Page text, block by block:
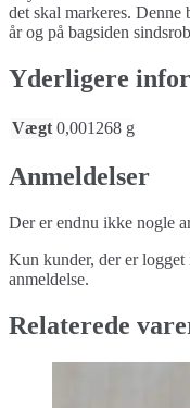
det skal markeres. Denne
år og på bagsiden
Yderligere
Vægt 0,001268 g
Anmeldelser
Der er endnu ikke nogle
Kun kunder, der er
anmeldelse.
Relaterede